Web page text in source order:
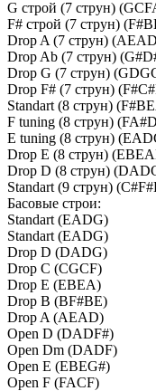
G строй (7 струн)
F# строй (7 струн)
Drop A (7 струн)
Drop Ab (7 струн)
Drop G (7 струн)
Drop F# (7 струн)
Standart (8 струн)
F tuning (8 струн)
E tuning (8 струн)
Drop E (8 струн)
Drop D (8 струн)
Standart (9 струн)
Басовые строи:
Standart (EADG)
Standart (EADG)
Drop D (DADG)
Drop C (CGCF)
Drop E (EBEA)
Drop B (BF#BE)
Drop A (AEAD)
Open D (DADF#)
Open Dm (DADF)
Open E (EBEG#)
Open F (FACF)